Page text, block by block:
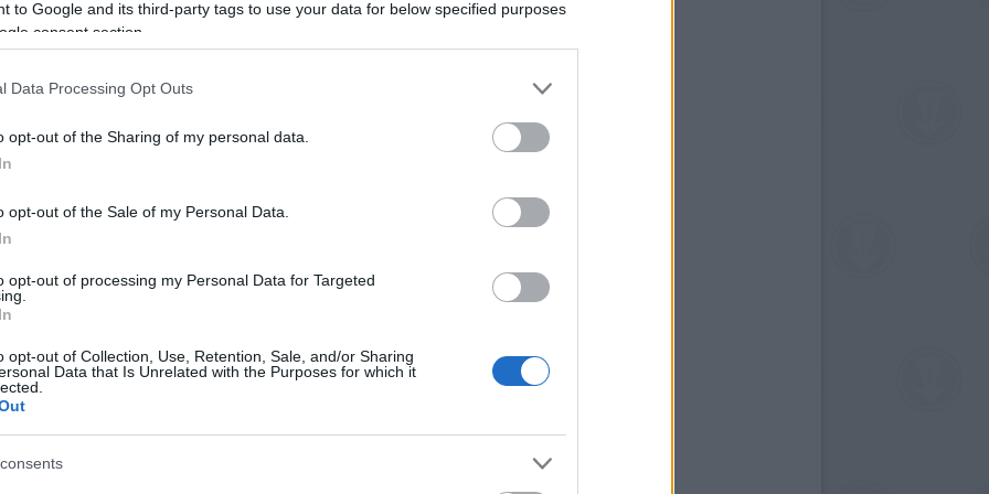
to Google and its third-party tags to use your data for below specified purposes
consent section.
Data Processing Opt Outs
opt-out of the Sharing of my personal data.
opt-out of the Sale of my Personal Data.
opt-out of processing my Personal Data for Targeted
opt-out of Collection, Use, Retention, Sale, and/or Sharing
Data that Is Unrelated with the Purposes for which it
földet ér, már 467 napot töltött az űrben" -
Poljakov ororsz űrhajóst előzte meg, aki a
napot töltött a Mir űrállomáson.